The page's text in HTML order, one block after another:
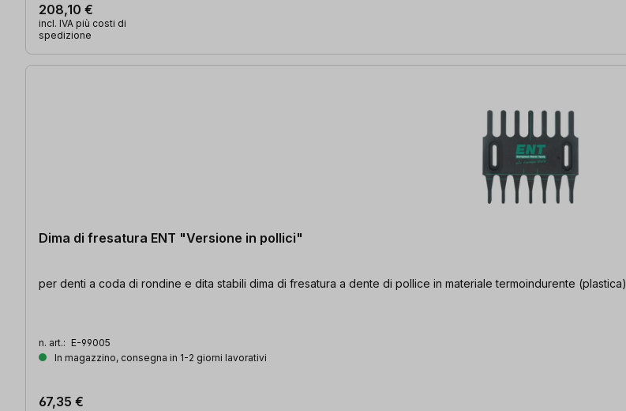
208,10 €
incl. IVA più costi di
spedizione
Dima di fresatura ENT "Versione in pollici"
per denti a coda di rondine e dita stabili dima di fresatura a dente di pollice in materiale termoindurente (plastica)
n. art.: E-99005
In magazzino, consegna in 1-2 giorni lavorativi
67,35 €